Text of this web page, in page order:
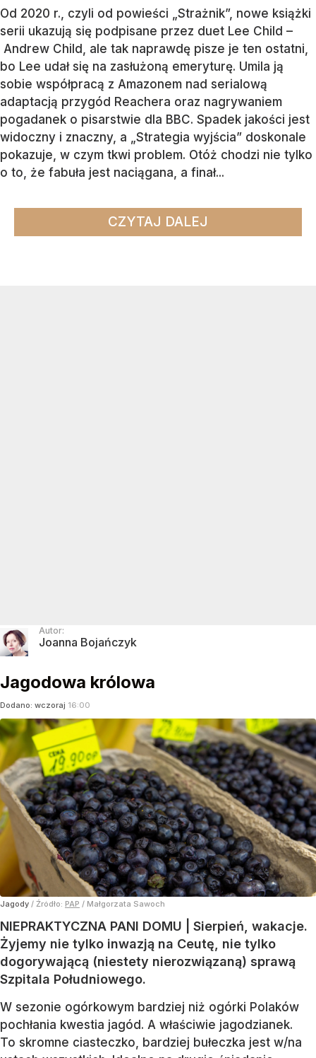
Od 2020 r., czyli od powieści „Strażnik”, nowe książki
serii ukazują się podpisane przez duet Lee Child –
Andrew Child, ale tak naprawdę pisze je ten ostatni,
bo Lee udał się na zasłużoną emeryturę. Umila ją
sobie współpracą z Amazonem nad serialową
adaptacją przygód Reachera oraz nagrywaniem
pogadanek o pisarstwie dla BBC. Spadek jakości jest
widoczny i znaczny, a „Strategia wyjścia” doskonale
pokazuje, w czym tkwi problem. Otóż chodzi nie tylko
o to, że fabuła jest naciągana, a finał...
CZYTAJ DALEJ
Autor:
Joanna Bojańczyk
Jagodowa królowa
Dodano: wczoraj 16:00
Jagody / Źródło: PAP / Małgorzata Sawoch
NIEPRAKTYCZNA PANI DOMU | Sierpień, wakacje.
Żyjemy nie tylko inwazją na Ceutę, nie tylko
dogorywającą (niestety nierozwiązaną) sprawą
Szpitala Południowego.
W sezonie ogórkowym bardziej niż ogórki Polaków
pochłania kwestia jagód. A właściwie jagodzianek.
To skromne ciasteczko, bardziej bułeczka jest w/na